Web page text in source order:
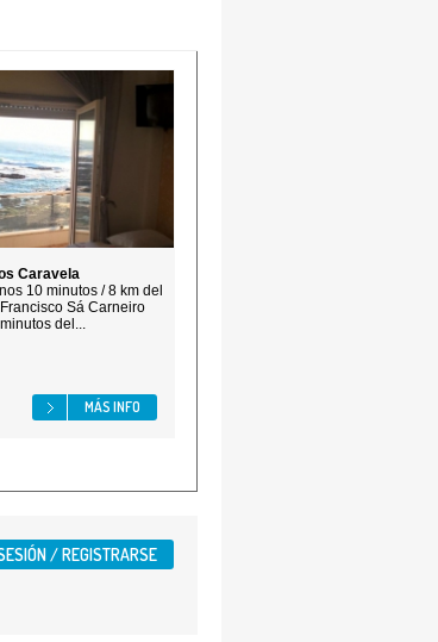
Caravela
10 minutos / 8 km del
Sá Carneiro
del...
MÁS INFO